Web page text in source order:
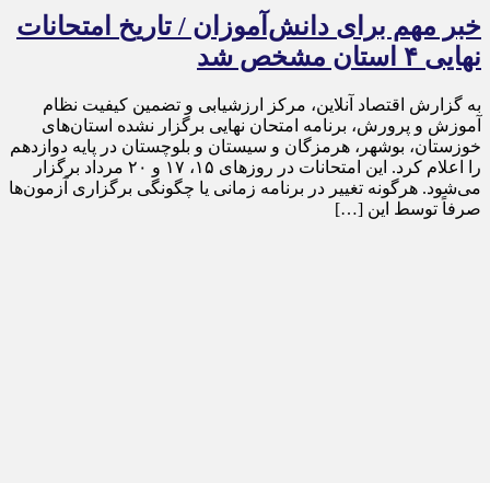
خبر مهم برای دانش‌آموزان / تاریخ امتحانات
نهایی ۴ استان مشخص شد
به گزارش اقتصاد آنلاین، مرکز ارزشیابی و تضمین کیفیت نظام
آموزش و پرورش، برنامه امتحان نهایی برگزار نشده استان‌های
خوزستان، بوشهر، هرمزگان و سیستان و بلوچستان در پایه دوازدهم
را اعلام کرد. این امتحانات در روز‌های ۱۵، ۱۷ و ۲۰ مرداد برگزار
می‌شود. هرگونه تغییر در برنامه زمانی یا چگونگی برگزاری آزمون‌ها
صرفاً توسط این […]